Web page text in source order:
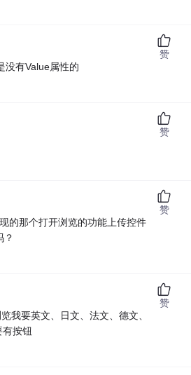
没有Value属性的
赞
赞
的那个打开浏览的功能上传控件
？
赞
我要英文、日文、法文、德文、
有按钮
赞